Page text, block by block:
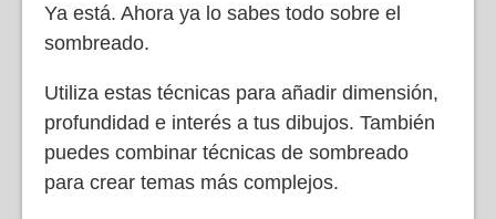
Ya está. Ahora ya lo sabes todo sobre el
sombreado.
Utiliza estas técnicas para añadir dimensión,
profundidad e interés a tus dibujos. También
puedes combinar técnicas de sombreado
para crear temas más complejos.